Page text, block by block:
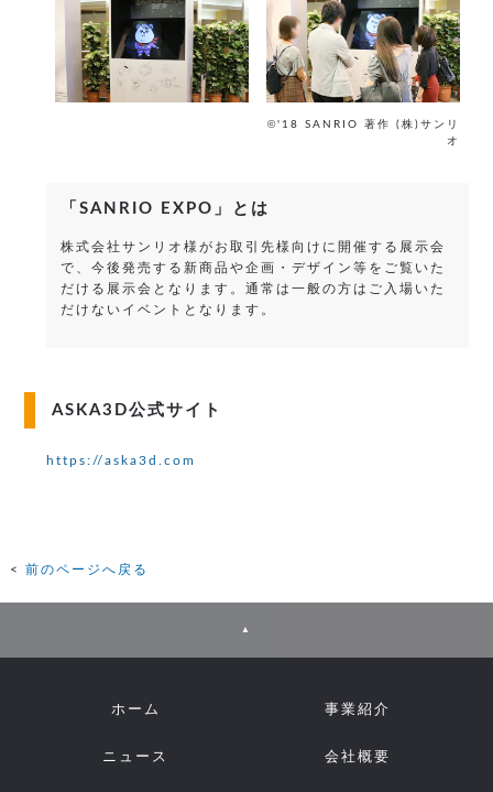
©'18 SANRIO 著作 (株)サンリ
オ
「SANRIO EXPO」とは
株式会社サンリオ様がお取引先様向けに開催する展示会
で、今後発売する新商品や企画・デザイン等をご覧いた
だける展示会となります。通常は一般の方はご入場いた
だけないイベントとなります。
ASKA3D公式サイト
https://aska3d.com
前のページへ戻る
▲
ホーム 事業紹介
ニュース 会社概要